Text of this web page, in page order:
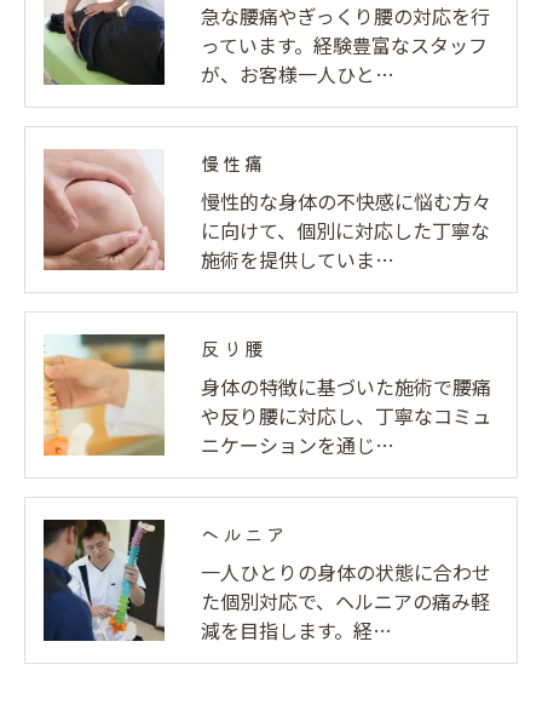
急な腰痛やぎっくり腰の対応を行
っています。経験豊富なスタッフ
が、お客様一人ひと…
慢性痛
慢性的な身体の不快感に悩む方々
に向けて、個別に対応した丁寧な
施術を提供していま…
反り腰
身体の特徴に基づいた施術で腰痛
や反り腰に対応し、丁寧なコミュ
ニケーションを通じ…
ヘルニア
一人ひとりの身体の状態に合わせ
た個別対応で、ヘルニアの痛み軽
減を目指します。経…